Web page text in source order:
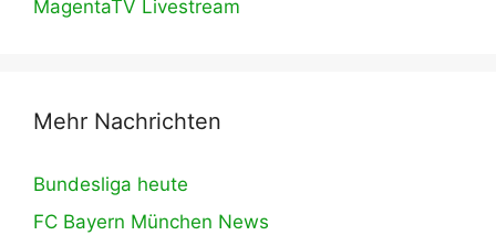
MagentaTV Livestream
Mehr Nachrichten
Bundesliga heute
FC Bayern München News